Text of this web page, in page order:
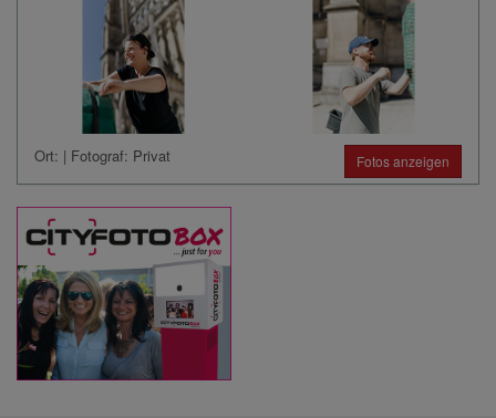
Ort: | Fotograf: Privat Fotos anzeigen